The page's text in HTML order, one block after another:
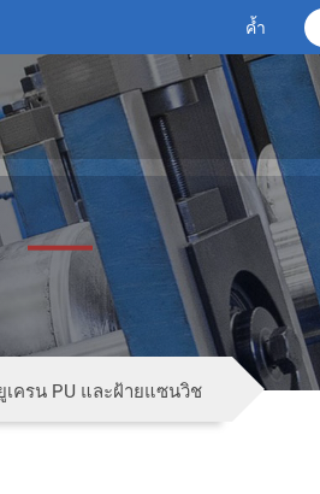
ค้ำ
รน PU แล
เครน PU และฝ้ายแซนวิช